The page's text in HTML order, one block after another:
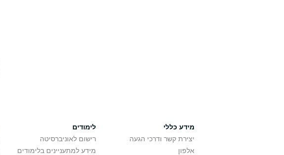
מידע כללי
יצירת קשר ודרכי הגעה
אלפון
לימודים
רישום לאוניברסיטה
מידע למתעניינים בלימודים